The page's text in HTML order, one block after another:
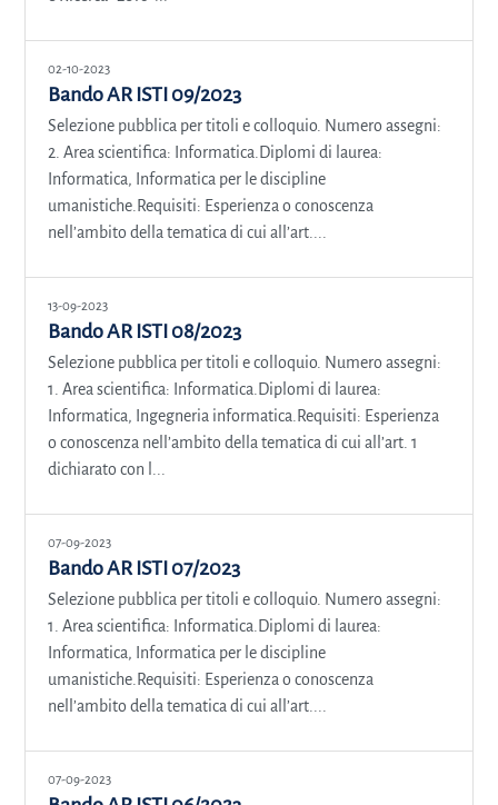
02-10-2023
Bando AR ISTI 09/2023
Selezione pubblica per titoli e colloquio. Numero assegni:
2. Area scientifica: Informatica.Diplomi di laurea:
Informatica, Informatica per le discipline
umanistiche.Requisiti: Esperienza o conoscenza
nell’ambito della tematica di cui all’art....
13-09-2023
Bando AR ISTI 08/2023
Selezione pubblica per titoli e colloquio. Numero assegni:
1. Area scientifica: Informatica.Diplomi di laurea:
Informatica, Ingegneria informatica.Requisiti: Esperienza
o conoscenza nell’ambito della tematica di cui all’art. 1
dichiarato con l...
07-09-2023
Bando AR ISTI 07/2023
Selezione pubblica per titoli e colloquio. Numero assegni:
1. Area scientifica: Informatica.Diplomi di laurea:
Informatica, Informatica per le discipline
umanistiche.Requisiti: Esperienza o conoscenza
nell’ambito della tematica di cui all’art....
07-09-2023